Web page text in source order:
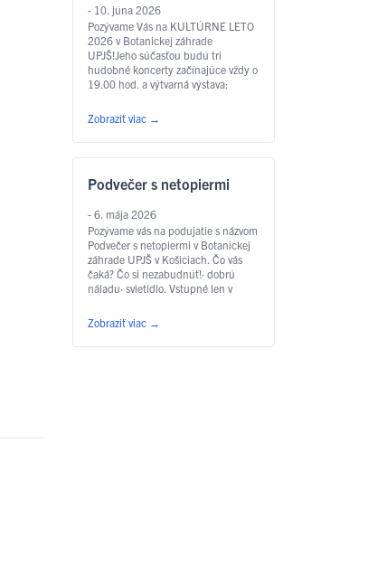
- 10. júna 2026
Pozývame Vás na KULTÚRNE LETO
2026 v Botanickej záhrade
UPJŠ!Jeho súčasťou budú tri
hudobné koncerty začínajúce vždy o
19.00 hod. a výtvarná výstava:
RevivalMEKY Žbirka revival je
hudobná pocta nezameniteľnému
hlasu a piesňam, ktoré formovali
generácie. S úctou k originálu kapela
tvorby Miroslava Žbirku – …Čítať
Zobraziť viac →
Podvečer s netopiermi
- 6. mája 2026
Pozývame vás na podujatie s názvom
Podvečer s netopiermi v Botanickej
záhrade UPJŠ v Košiciach. Čo vás
čaká? Čo si nezabudnúť!· dobrú
náladu· svietidlo. Vstupné len v
žiaci, seniori, ZŤP 3€ Tešíme sa na
Vás dňa 05.06.2026 od 18:00 do
21:00. Brány pre vás však otvárame
Zobraziť viac →